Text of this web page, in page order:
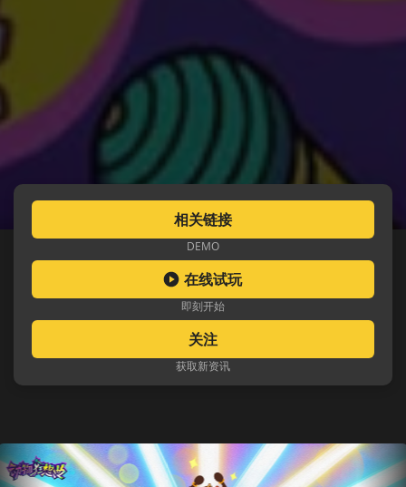
相关链接
DEMO
在线试玩
即刻开始
关注
获取新资讯